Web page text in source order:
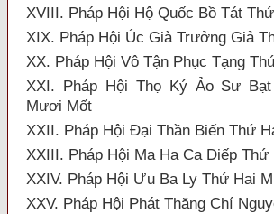
XVIII. Pháp Hội Hộ Quốc Bồ Tát
XIX. Pháp Hội Úc Già Trưởng Giả
XX. Pháp Hội Vô Tận Phục Tạng
XXI. Pháp Hội Thọ Ký Ảo Sư
Mươi Mốt
XXII. Pháp Hội Đại Thần Biến Thứ
XXIII. Pháp Hội Ma Ha Ca Diếp
XXIV. Pháp Hội Ưu Ba Ly Thứ Hai
XXV. Pháp Hội Phát Thăng Chí